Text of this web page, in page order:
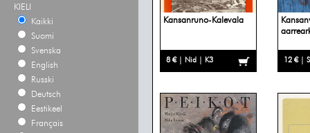
KIELI
Kaikki
Suomi
Svenska
English
Russki
Deutsch
Eestikeel
Français
Kansanruno-Kalevala
8 € | Nid | K3 12 € |